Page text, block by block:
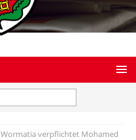
Wormatia verpflichtet Mohamed